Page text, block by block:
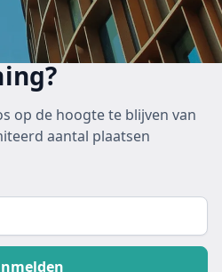
op de hoogte te blijven van
aantal plaatsen